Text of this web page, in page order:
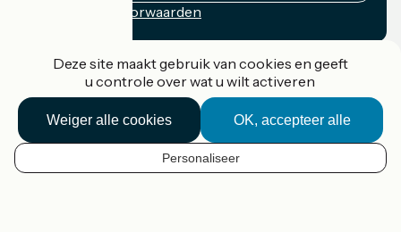
NL
Inschrijvingsvoorwaarden
Accueil Vélo Pro
Contact
Wettelijke informatie
Deze site maakt gebruik van cookies en geeft
u controle over wat u wilt activeren
OK, accepteer alle
Weiger alle cookies
Personaliseer